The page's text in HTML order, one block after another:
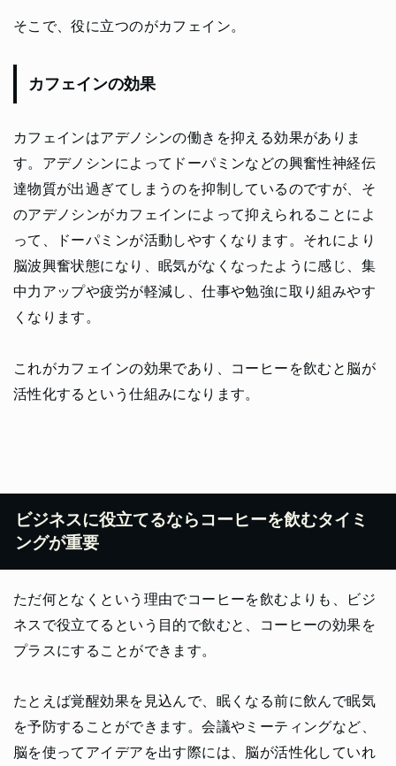
そこで、役に立つのがカフェイン。
カフェインの効果
カフェインはアデノシンの働きを抑える効果がありま
す。アデノシンによってドーパミンなどの興奮性神経伝
達物質が出過ぎてしまうのを抑制しているのですが、そ
のアデノシンがカフェインによって抑えられることによ
って、ドーパミンが活動しやすくなります。それにより
脳波興奮状態になり、眠気がなくなったように感じ、集
中力アップや疲労が軽減し、仕事や勉強に取り組みやす
くなります。
これがカフェインの効果であり、コーヒーを飲むと脳が
活性化するという仕組みになります。
ビジネスに役立てるならコーヒーを飲むタイミ
ングが重要
ただ何となくという理由でコーヒーを飲むよりも、ビジ
ネスで役立てるという目的で飲むと、コーヒーの効果を
プラスにすることができます。
たとえば覚醒効果を見込んで、眠くなる前に飲んで眠気
を予防することができます。会議やミーティングなど、
脳を使ってアイデアを出す際には、脳が活性化していれ